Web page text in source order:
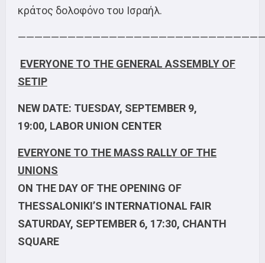
κράτος δολοφόνο του Ισραήλ.
EVERYONE TO THE GENERAL ASSEMBLY OF
SETIP
NEW DATE: TUESDAY, SEPTEMBER 9,
19:00, LABOR UNION CENTER
EVERYONE TO THE MASS RALLY OF THE
UNIONS
ON THE DAY OF THE OPENING OF
THESSALONIKI’S INTERNATIONAL FAIR
SATURDAY, SEPTEMBER 6, 17:30, CHANTH
SQUARE